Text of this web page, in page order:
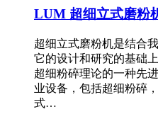
LUM 超细立式磨粉
超细立式磨粉机是结合
它的设计和研究的基础
超细粉碎理论的一种先
业设备，包括超细粉碎
式…